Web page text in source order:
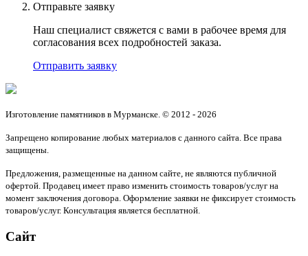
Отправьте заявку
Наш специалист свяжется с вами в рабочее время для
согласования всех подробностей заказа.
Отправить заявку
Изготовление памятников в Мурманске. © 2012 - 2026
Запрещено копирование любых материалов с данного сайта. Все права
защищены.
Предложения, размещенные на данном сайте, не являются публичной
офертой. Продавец имеет право изменить стоимость товаров/услуг на
момент заключения договора. Оформление заявки не фиксирует стоимость
товаров/услуг. Консультация является бесплатной.
Сайт